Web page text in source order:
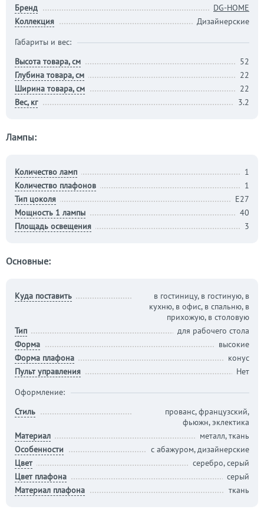
Бренд
DG-HOME
Коллекция
Дизайнерские
Габариты и вес:
Высота товара, см
52
Глубина товара, см
22
Ширина товара, см
22
Вес, кг
3.2
Лампы:
Количество ламп
1
Количество плафонов
1
Тип цоколя
E27
Мощность 1 лампы
40
Площадь освещения
3
Основные:
Куда поставить
в гостиницу, в гостиную, в
кухню, в офис, в спальню, в
прихожую, в столовую
Тип
для рабочего стола
Форма
высокие
Форма плафона
конус
Пульт управления
Нет
Оформление:
Стиль
прованс, французский,
фьюжн, эклектика
Материал
металл, ткань
Особенности
с абажуром, дизайнерские
Цвет
серебро, серый
Цвет плафона
серый
Материал плафона
ткань